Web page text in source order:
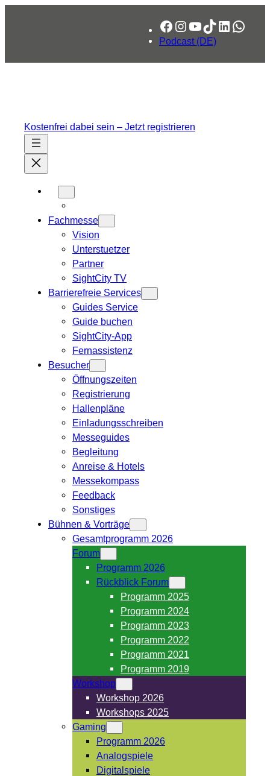
Facebook
Instagram
YouTube
TikTok
LinkedIn
Podcast (DE)
Kostenfrei dabei sein – Jetzt registrieren
Fachmesse
Vision
Unterstuetzer
Partner
SightCity TV
Barrierefreie Services
Guides Service
Guide buchen
SightCity-App
Fernassistenz
Besucher
Öffnungszeiten
Registrierung
Hallenpläne
Einladungsschreiben
Messeguides
Begleitung
Anreise & Hotels
Messekompass
Feedback
Sonstiges
Bühnen & Vorträge
Gesamtprogramm 2026
Forum
Programm 2026
Rückblick Forum
Programm 2025
Programm 2024
Programm 2023
Programm 2022
Programm 2021
Programm 2019
Workshop
Workshop 2026
Workshops 2025
Gaming
Programm 2026
Analogspiele
Digitalspiele